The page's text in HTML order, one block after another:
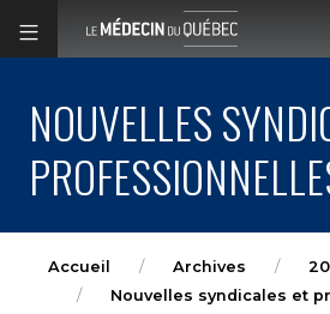
NOUVELLES
Accueil Archives
Nouvelles syndicales et